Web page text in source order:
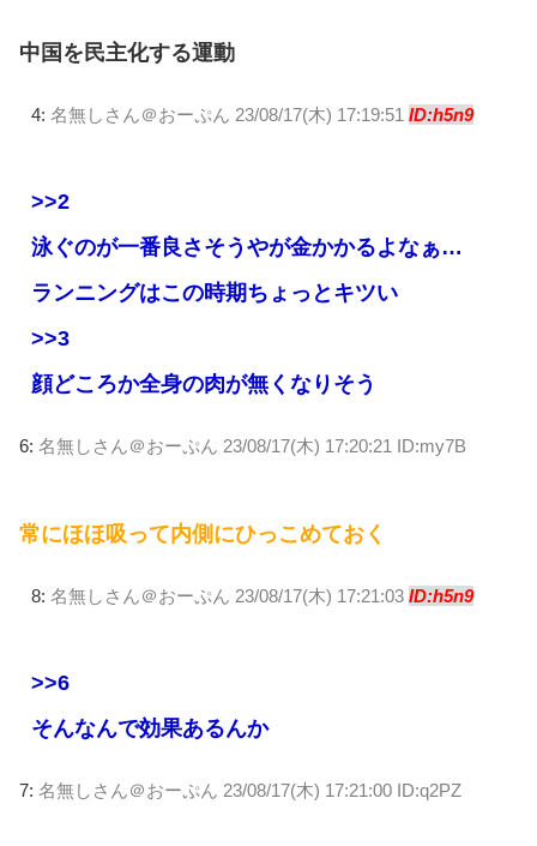
中国を民主化する運動
4: 名無しさん＠おーぷん 23/08/17(木) 17:19:51 ID:h5n9
>>2
泳ぐのが一番良さそうやが金かかるよなぁ…
ランニングはこの時期ちょっとキツい
>>3
顔どころか全身の肉が無くなりそう
6: 名無しさん＠おーぷん 23/08/17(木) 17:20:21 ID:my7B
常にほほ吸って内側にひっこめておく
8: 名無しさん＠おーぷん 23/08/17(木) 17:21:03 ID:h5n9
>>6
そんなんで効果あるんか
7: 名無しさん＠おーぷん 23/08/17(木) 17:21:00 ID:q2PZ